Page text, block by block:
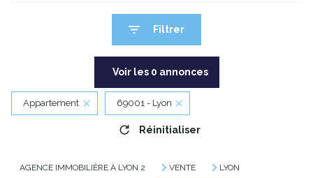
Filtrer
Voir les 0 annonces
Appartement 69001 - Lyon
Réinitialiser
AGENCE IMMOBILIÈRE À LYON 2 VENTE
LYON